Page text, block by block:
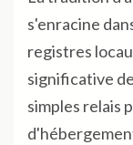
s'enracine
registres
significative
simples relais